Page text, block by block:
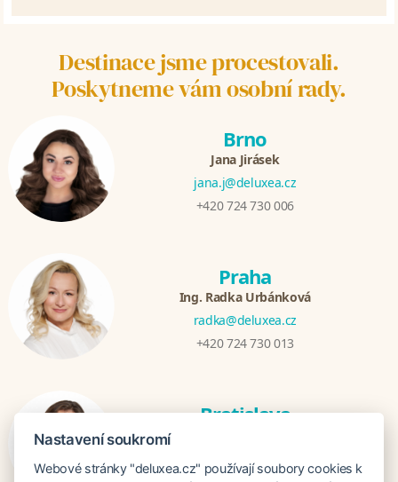
Destinace jsme procestovali.
Poskytneme vám osobní rady.
Brno
Jana Jirásek
jana.j@deluxea.cz
+420 724 730 006
Praha
Ing. Radka Urbánková
radka@deluxea.cz
+420 724 730 013
Bratislava
Nastavení soukromí
Webové stránky "deluxea.cz" používají soubory cookies k